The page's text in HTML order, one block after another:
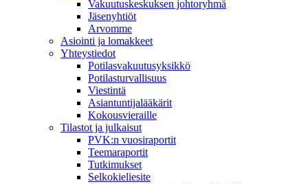
Vakuutuskeskuksen johtoryhmä
Jäsenyhtiöt
Arvomme
Asiointi ja lomakkeet
Yhteystiedot
Potilasvakuutusyksikkö
Potilasturvallisuus
Viestintä
Asiantuntijalääkärit
Kokousvieraille
Tilastot ja julkaisut
PVK:n vuosiraportit
Teemaraportit
Tutkimukset
Selkokieliesite